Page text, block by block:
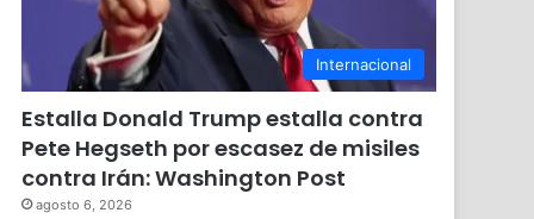
Internacional
Estalla Donald Trump estalla contra
Pete Hegseth por escasez de misiles
contra Irán: Washington Post
agosto 6, 2026